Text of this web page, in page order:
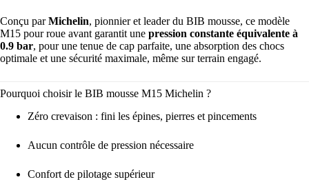
Conçu parMichelin, pionnier et leader du BIB mousse, ce modèle
M15 pour roue avant garantit une pression constante équivalente à
0.9 bar, pour une tenue de cap parfaite, une absorption des chocs
optimale et une sécurité maximale, même sur terrain engagé.
Pourquoi choisir le BIB mousse M15 Michelin ?
Zéro crevaison : fini les épines, pierres et pincements
Aucun contrôle de pression nécessaire
Confort de pilotage supérieur